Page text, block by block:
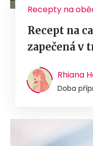
Recepty na
Recept na
zapečená v
Rhiana
Doba